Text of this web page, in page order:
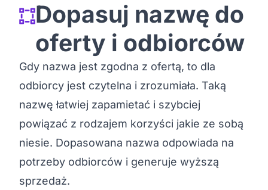
Dopasuj nazwę do
oferty i odbiorców
Gdy nazwa jest zgodna z ofertą, to dla
odbiorcy jest czytelna i zrozumiała. Taką
nazwę łatwiej zapamietać i szybciej
powiązać z rodzajem korzyści jakie ze sobą
niesie. Dopasowana nazwa odpowiada na
potrzeby odbiorców i generuje wyższą
sprzedaż.